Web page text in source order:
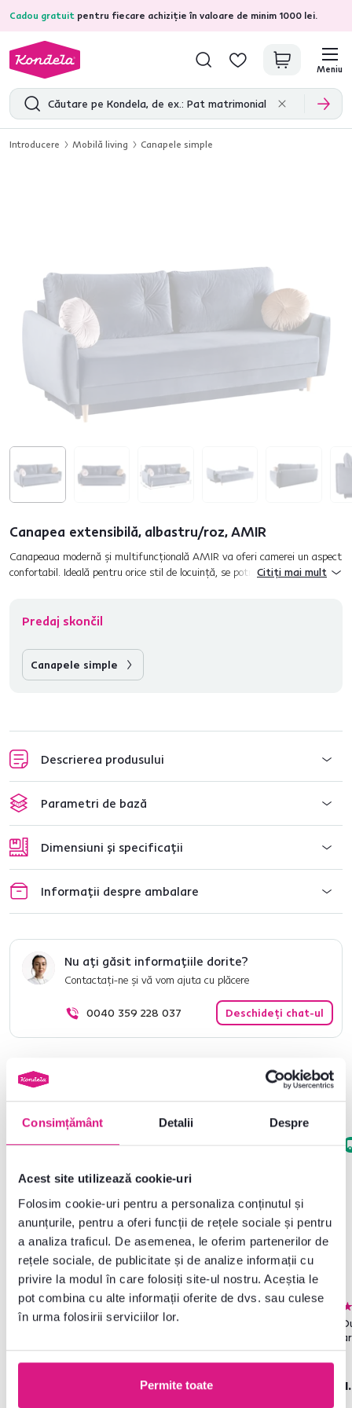
Consimțământ Detalii Despre
Acest site utilizează cookie-uri
Folosim cookie-uri pentru a personaliza conținutul și
anunțurile, pentru a oferi funcții de rețele sociale și pentru
a analiza traficul. De asemenea, le oferim partenerilor de
rețele sociale, de publicitate și de analize informații cu
privire la modul în care folosiți site-ul nostru. Aceștia le
pot combina cu alte informații oferite de dvs. sau culese
în urma folosirii serviciilor lor.
Permite toate
Cadou gratuit pentru fiecare achiziție în valoare de minim 1000 lei.
4,7 31.157 recenzii de produs verificate
Meniu
Introducere Mobilă living Canapele simple
Canapea extensibilă, albastru/roz, AMIR
Canapeaua modernă şi multifuncţională AMIR va oferi camerei un aspect
confortabil. Ideală pentru orice stil de locuinţă, se potriveşte nu doar în
Citiți mai mult
Predaj skončil
Canapele simple
Descrierea produsului
Parametri de bază
Dimensiuni și specificații
Informații despre ambalare
Nu ați găsit informațiile dorite?
Contactați-ne și vă vom ajuta cu plăcere
0040 359 228 037 Deschideți chat-ul
Produse similare
4,8 272
Dulap, poliţe, cu două uşi, alb,
Promoție Noutate
4,8 272
Dulap, poliţe, cu două uşi,
525 lei